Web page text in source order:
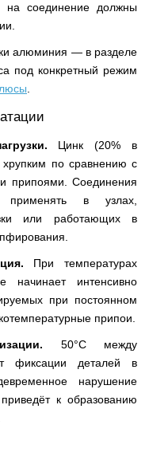
на соединение должны
алюминия — в разделе
под конкретный режим
Цинк (20% в
по сравнению с
припоями. Соединения
в узлах,
или работающих в
При температурах
интенсивно
при постоянном
припои.
50°С между
фиксации деталей в
нарушение
к образованию